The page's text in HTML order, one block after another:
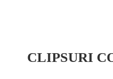
CLIPSURI